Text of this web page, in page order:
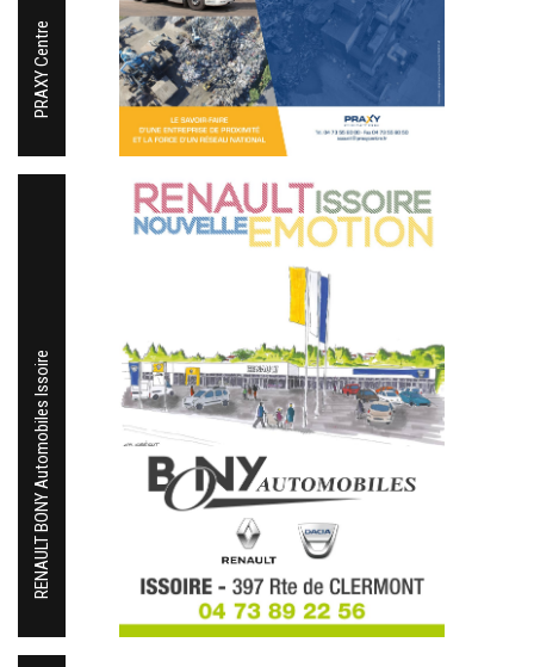
PRAXY Centre
RENAULT BONY Automobiles Issoire